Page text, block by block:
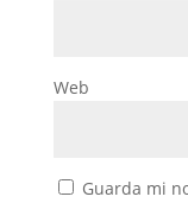
Web
Guarda mi